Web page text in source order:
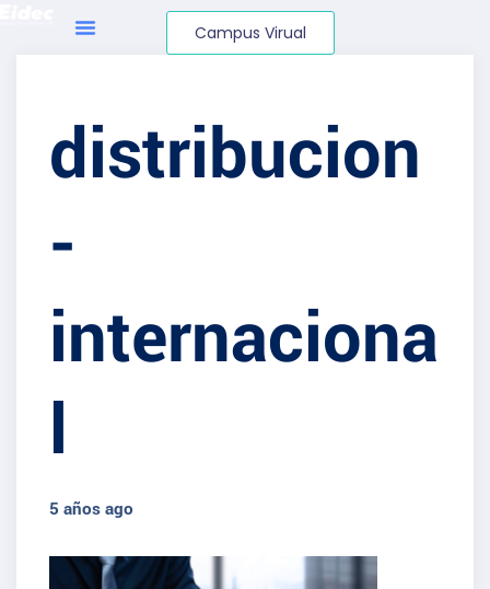
Campus Virual
distribucion
-
internaciona
l
5 años ago